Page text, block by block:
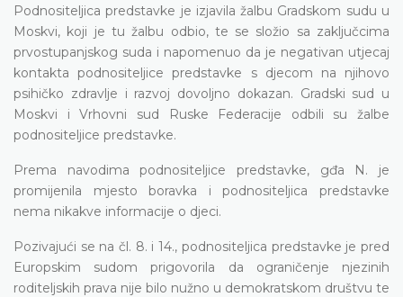
Podnositeljica predstavke je izjavila žalbu Gradskom sudu u
Moskvi, koji je tu žalbu odbio, te se složio sa zaključcima
prvostupanjskog suda i napomenuo da je negativan utjecaj
kontakta podnositeljice predstavke s djecom na njihovo
psihičko zdravlje i razvoj dovoljno dokazan. Gradski sud u
Moskvi i Vrhovni sud Ruske Federacije odbili su žalbe
podnositeljice predstavke.
Prema navodima podnositeljice predstavke, gđa N. je
promijenila mjesto boravka i podnositeljica predstavke
nema nikakve informacije o djeci.
Pozivajući se na čl. 8. i 14., podnositeljica predstavke je pred
Europskim sudom prigovorila da ograničenje njezinih
roditeljskih prava nije bilo nužno u demokratskom društvu te